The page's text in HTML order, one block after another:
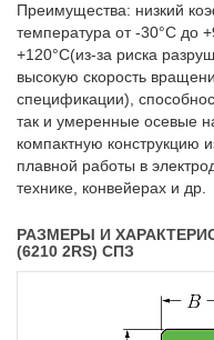
Преимущества: низкий
температура от -30°C до
+120°C(из-за риска
высокую скорость
спецификации),
так и умеренные осевые
компактную конструкцию
плавной работы в
технике, конвейерах и др.
РАЗМЕРЫ И
(6210 2RS) СПЗ